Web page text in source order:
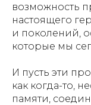
возможность
настоящего
и поколений,
которые мы
И пусть эти
как когда-то,
памяти,